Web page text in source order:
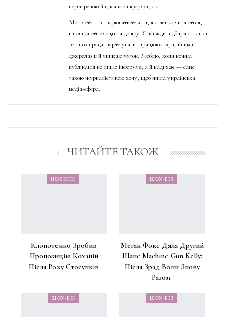
перевіреною й цікавою інформацією.
Моя мета — створювати тексти, які легко читаються,
викликають емоції та довіру. Я завжди відбираю тільки
те, що справді варте уваги, працюю з офіційними
джерелами й уникаю чуток. Люблю, коли кожна
публікація не лише інформує, а й надихає — саме
такою журналістикою хочу, щоб жила українська
медіа-сфера.
ЧИТАЙТЕ ТАКОЖ
НОВИНИ
Клопотенко Зробив
Пропозицію Коханій
Після Року Стосунків
ШОУ-БІЗ
Меган Фокс Дала Другий
Шанс Machine Gun Kelly:
Після Зрад Вони Знову
Разом
ШОУ-БІЗ ШОУ-БІЗ